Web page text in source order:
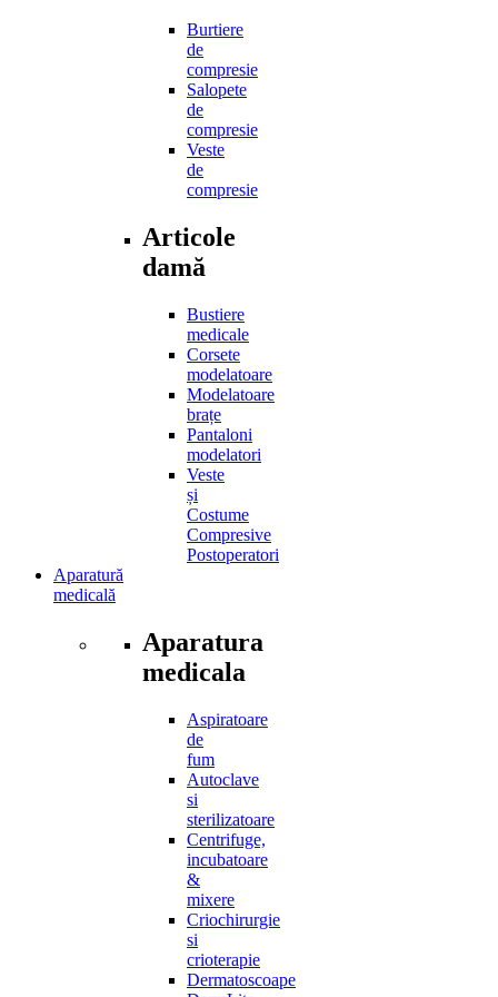
Burtiere
de
compresie
Salopete
de
compresie
Veste
de
compresie
Articole
damă
Bustiere
medicale
Corsete
modelatoare
Modelatoare
brațe
Pantaloni
modelatori
Veste
și
Costume
Compresive
Postoperatori
Aparatură
medicală
Aparatura
medicala
Aspiratoare
de
fum
Autoclave
si
sterilizatoare
Centrifuge,
incubatoare
&
mixere
Criochirurgie
si
crioterapie
Dermatoscoape